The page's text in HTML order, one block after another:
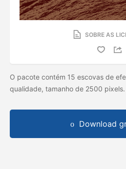
SOBRE AS
O pacote contém 15 escovas de
qualidade, tamanho de 2500
Download